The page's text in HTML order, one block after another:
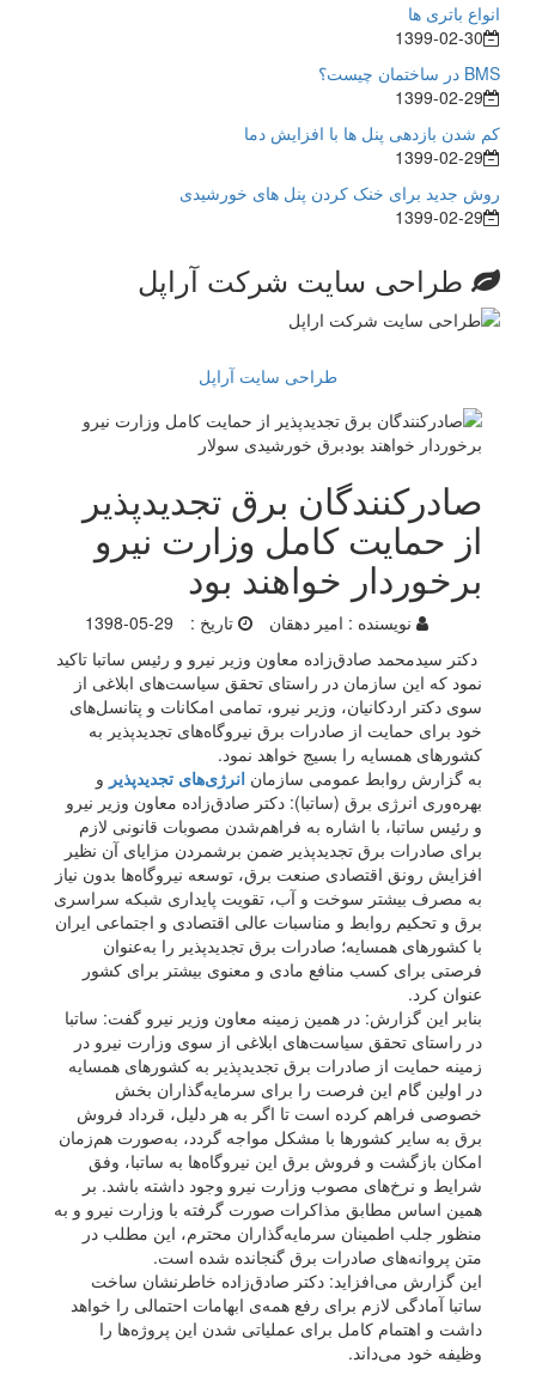
انواع باتری ها
1399-02-30
BMS در ساختمان چیست؟
1399-02-29
کم شدن بازدهی پنل ها با افزایش دما
1399-02-29
روش جدید برای خنک کردن پنل های خورشیدی
1399-02-29
طراحی سایت شرکت آراپل
طراحی سایت آراپل
صادرکنندگان برق تجدیدپذیر
از حمایت کامل وزارت نیرو
برخوردار خواهند بود
نویسنده : امیر دهقان تاریخ :
1398-05-29
دکتر سیدمحمد صادق‌زاده معاون وزیر نیرو و رئیس ساتبا تاکید
نمود که این سازمان در راستای تحقق سیاست‌های ابلاغی از
سوی دکتر اردکانیان، وزیر نیرو، تمامی امکانات و پتانسل‌های
خود برای حمایت از صادرات برق نیروگاه‌های تجدیدپذیر به
کشورهای همسایه را بسیج خواهد نمود.
به گزارش روابط عمومی سازمان انرژی‌های تجدیدپذیر و
بهره‌وری انرژی برق (ساتبا): دکتر صادق‌زاده معاون وزیر نیرو
و رئیس ساتبا، با اشاره به فراهم‌شدن مصوبات قانونی لازم
برای صادرات برق تجدیدپذیر ضمن برشمردن مزایای آن نظیر
افزایش رونق اقتصادی صنعت برق، توسعه نیروگاه‌ها بدون نیاز
به مصرف بیشتر سوخت و آب، تقویت پایداری شبکه سراسری
برق و تحکیم روابط و مناسبات عالی اقتصادی و اجتماعی ایران
با کشورهای همسایه؛ صادرات برق تجدیدپذیر را به‌عنوان
فرصتی برای کسب منافع مادی و معنوی بیشتر برای کشور
عنوان کرد.
بنابر این گزارش: در همین زمینه معاون وزیر نیرو گفت: ساتبا
در راستای تحقق سیاست‌های ابلاغی از سوی وزارت نیرو در
زمینه حمایت از صادرات برق تجدیدپذیر به کشورهای همسایه
در اولین گام این فرصت را برای سرمایه‌گذاران بخش
خصوصی فراهم کرده است تا اگر به هر دلیل، قرداد فروش
برق به سایر کشورها با مشکل مواجه گردد، به‌صورت هم‌زمان
امکان بازگشت و فروش برق این نیروگاه‌ها به ساتبا، وفق
شرایط و نرخ‌های مصوب وزارت نیرو وجود داشته باشد. بر
همین اساس مطابق مذاکرات صورت گرفته با وزارت نیرو و به
منظور جلب اطمینان سرمایه‌گذاران محترم، این مطلب در
متن پروانه‌های صادرات برق گنجانده شده است.
این گزارش می‌افزاید: دکتر صادق‌زاده خاطرنشان ساخت
ساتبا آمادگی لازم برای رفع همه‌ی ابهامات احتمالی را خواهد
داشت و اهتمام کامل برای عملیاتی شدن این پروژه‌ها را
وظیفه خود می‌داند.